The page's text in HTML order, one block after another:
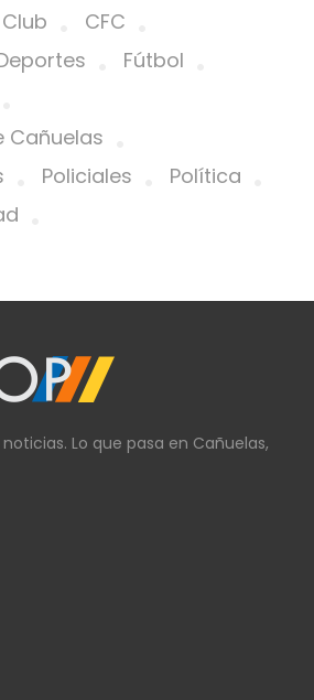
CFC
Fútbol
Cañuelas
Policiales
Política
Lo que pasa en Cañuelas,